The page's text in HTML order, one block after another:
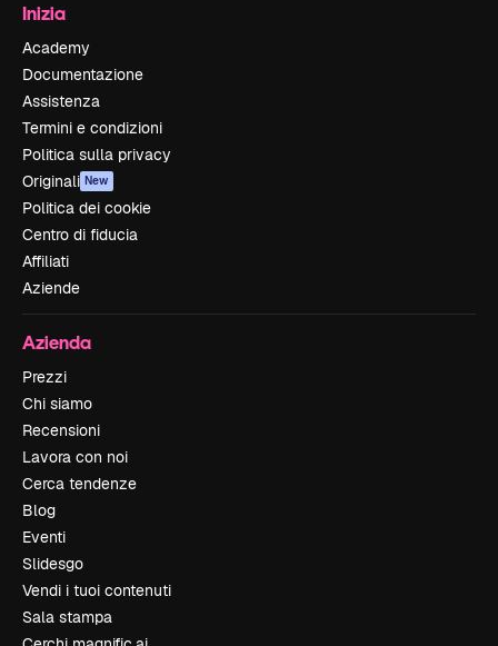
Inizia
Academy
Documentazione
Assistenza
Termini e condizioni
Politica sulla privacy
Originali New
Politica dei cookie
Centro di fiducia
Affiliati
Aziende
Azienda
Prezzi
Chi siamo
Recensioni
Lavora con noi
Cerca tendenze
Blog
Eventi
Slidesgo
Vendi i tuoi contenuti
Sala stampa